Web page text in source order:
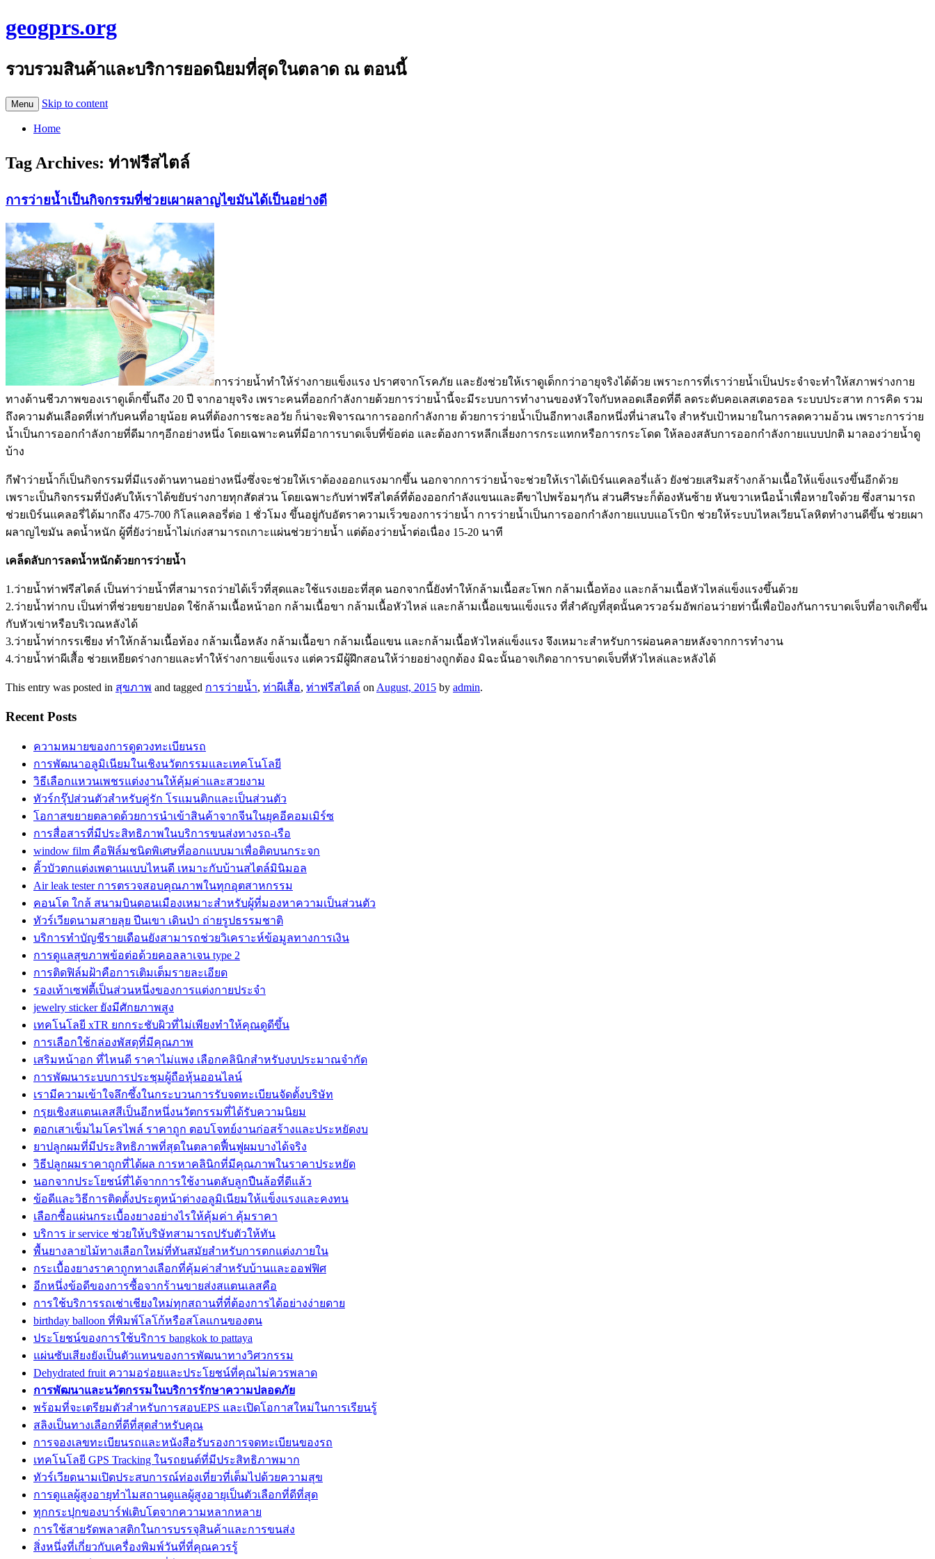
geogprs.org
รวบรวมสินค้าและบริการยอดนิยมที่สุดในตลาด ณ ตอนนี้
Menu Skip to content
Home
Tag Archives: ท่าฟรีสไตล์
การว่ายน้ำเป็นกิจกรรมที่ช่วยเผาผลาญไขมันได้เป็นอย่างดี
การว่ายน้ำทำให้ร่างกายแข็งแรง ปราศจากโรคภัย และยังช่วยให้เราดูเด็กกว่าอายุจริงได้ด้วย เพราะการที่เราว่ายน้ำเป็นประจำจะทำให้สภาพร่างกาย
ทางด้านชีวภาพของเราดูเด็กขึ้นถึง 20 ปี จากอายุจริง เพราะคนที่ออกกำลังกายด้วยการว่ายน้ำนี้จะมีระบบการทำงานของหัวใจกับหลอดเลือดที่ดี ลดระดับคอเลสเตอรอล ระบบประสาท การคิด รวม
ถึงความดันเลือดที่เท่ากับคนที่อายุน้อย คนที่ต้องการชะลอวัย ก็น่าจะพิจารณาการออกกำลังกาย ด้วยการว่ายน้ำเป็นอีกทางเลือกหนึ่งที่น่าสนใจ สำหรับเป้าหมายในการลดความอ้วน เพราะการว่าย
น้ำเป็นการออกกำลังกายที่ดีมากๆอีกอย่างหนึ่ง โดยเฉพาะคนที่มีอาการบาดเจ็บที่ข้อต่อ และต้องการหลีกเลี่ยงการกระแทกหรือการกระโดด ให้ลองสลับการออกกำลังกายแบบปกติ มาลองว่ายน้ำดู
บ้าง
กีฬาว่ายน้ำก็เป็นกิจกรรมที่มีแรงต้านทานอย่างหนึ่งซึ่งจะช่วยให้เราต้องออกแรงมากขึ้น นอกจากการว่ายน้ำจะช่วยให้เราได้เบิร์นแคลอรี่แล้ว ยังช่วยเสริมสร้างกล้ามเนื้อให้แข็งแรงขึ้นอีกด้วย
เพราะเป็นกิจกรรมที่บังคับให้เราได้ขยับร่างกายทุกสัดส่วน โดยเฉพาะกับท่าฟรีสไตล์ที่ต้องออกกำลังแขนและตีขาไปพร้อมๆกัน ส่วนศีรษะก็ต้องหันซ้าย หันขวาเหนือน้ำเพื่อหายใจด้วย ซึ่งสามารถ
ช่วยเบิร์นแคลอรี่ได้มากถึง 475-700 กิโลแคลอรี่ต่อ 1 ชั่วโมง ขึ้นอยู่กับอัตราความเร็วของการว่ายน้ำ การว่ายน้ำเป็นการออกกำลังกายแบบแอโรบิก ช่วยให้ระบบไหลเวียนโลหิตทำงานดีขึ้น ช่วยเผา
ผลาญไขมัน ลดน้ำหนัก ผู้ที่ยังว่ายน้ำไม่เก่งสามารถเกาะแผ่นช่วยว่ายน้ำ แต่ต้องว่ายน้ำต่อเนื่อง 15-20 นาที
เคล็ดลับการลดน้ำหนักด้วยการว่ายน้ำ
1.ว่ายน้ำท่าฟรีสไตล์ เป็นท่าว่ายน้ำที่สามารถว่ายได้เร็วที่สุดและใช้แรงเยอะที่สุด นอกจากนี้ยังทำให้กล้ามเนื้อสะโพก กล้ามเนื้อท้อง และกล้ามเนื้อหัวไหล่แข็งแรงขึ้นด้วย
2.ว่ายน้ำท่ากบ เป็นท่าที่ช่วยขยายปอด ใช้กล้ามเนื้อหน้าอก กล้ามเนื้อขา กล้ามเนื้อหัวไหล่ และกล้ามเนื้อแขนแข็งแรง ที่สำคัญที่สุดนั้นควรวอร์มอัพก่อนว่ายท่านี้เพื่อป้องกันการบาดเจ็บที่อาจเกิดขึ้น
กับหัวเข่าหรือบริเวณหลังได้
3.ว่ายน้ำท่ากรรเชียง ทำให้กล้ามเนื้อท้อง กล้ามเนื้อหลัง กล้ามเนื้อขา กล้ามเนื้อแขน และกล้ามเนื้อหัวไหล่แข็งแรง จึงเหมาะสำหรับการผ่อนคลายหลังจากการทำงาน
4.ว่ายน้ำท่าผีเสื้อ ช่วยเหยียดร่างกายและทำให้ร่างกายแข็งแรง แต่ควรมีผู้ฝึกสอนให้ว่ายอย่างถูกต้อง มิฉะนั้นอาจเกิดอาการบาดเจ็บที่หัวไหล่และหลังได้
This entry was posted in สุขภาพ and tagged การว่ายน้ำ, ท่าผีเสื้อ, ท่าฟรีสไตล์ on August, 2015 by admin.
Recent Posts
ความหมายของการดูดวงทะเบียนรถ
การพัฒนาอลูมิเนียมในเชิงนวัตกรรมและเทคโนโลยี
วิธีเลือกแหวนเพชรแต่งงานให้คุ้มค่าและสวยงาม
ทัวร์กรุ๊ปส่วนตัวสำหรับคู่รัก โรแมนติกและเป็นส่วนตัว
โอกาสขยายตลาดด้วยการนำเข้าสินค้าจากจีนในยุคอีคอมเมิร์ซ
การสื่อสารที่มีประสิทธิภาพในบริการขนส่งทางรถ-เรือ
window film คือฟิล์มชนิดพิเศษที่ออกแบบมาเพื่อติดบนกระจก
คิ้วบัวตกแต่งเพดานแบบไหนดี เหมาะกับบ้านสไตล์มินิมอล
Air leak tester การตรวจสอบคุณภาพในทุกอุตสาหกรรม
คอนโด ใกล้ สนามบินดอนเมืองเหมาะสำหรับผู้ที่มองหาความเป็นส่วนตัว
ทัวร์เวียดนามสายลุย ปีนเขา เดินป่า ถ่ายรูปธรรมชาติ
บริการทำบัญชีรายเดือนยังสามารถช่วยวิเคราะห์ข้อมูลทางการเงิน
การดูแลสุขภาพข้อต่อด้วยคอลลาเจน type 2
การติดฟิล์มฝ้าคือการเติมเต็มรายละเอียด
รองเท้าเซฟตี้เป็นส่วนหนึ่งของการแต่งกายประจำ
jewelry sticker ยังมีศักยภาพสูง
เทคโนโลยี xTR ยกกระชับผิวที่ไม่เพียงทำให้คุณดูดีขึ้น
การเลือกใช้กล่องพัสดุที่มีคุณภาพ
เสริมหน้าอก ที่ไหนดี ราคาไม่แพง เลือกคลินิกสำหรับงบประมาณจำกัด
การพัฒนาระบบการประชุมผู้ถือหุ้นออนไลน์
เรามีความเข้าใจลึกซึ้งในกระบวนการรับจดทะเบียนจัดตั้งบริษัท
กรุยเชิงสแตนเลสสีเป็นอีกหนึ่งนวัตกรรมที่ได้รับความนิยม
ตอกเสาเข็มไมโครไพล์ ราคาถูก ตอบโจทย์งานก่อสร้างและประหยัดงบ
ยาปลูกผมที่มีประสิทธิภาพที่สุดในตลาดฟื้นฟูผมบางได้จริง
วิธีปลูกผมราคาถูกที่ได้ผล การหาคลินิกที่มีคุณภาพในราคาประหยัด
นอกจากประโยชน์ที่ได้จากการใช้งานตลับลูกปืนล้อที่ดีแล้ว
ข้อดีและวิธีการติดตั้งประตูหน้าต่างอลูมิเนียมให้แข็งแรงและคงทน
เลือกซื้อแผ่นกระเบื้องยางอย่างไรให้คุ้มค่า คุ้มราคา
บริการ ir service ช่วยให้บริษัทสามารถปรับตัวให้ทัน
พื้นยางลายไม้ทางเลือกใหม่ที่ทันสมัยสำหรับการตกแต่งภายใน
กระเบื้องยางราคาถูกทางเลือกที่คุ้มค่าสำหรับบ้านและออฟฟิศ
อีกหนึ่งข้อดีของการซื้อจากร้านขายส่งสแตนเลสคือ
การใช้บริการรถเช่าเชียงใหม่ทุกสถานที่ที่ต้องการได้อย่างง่ายดาย
birthday balloon ที่พิมพ์โลโก้หรือสโลแกนของตน
ประโยชน์ของการใช้บริการ bangkok to pattaya
แผ่นซับเสียงยังเป็นตัวแทนของการพัฒนาทางวิศวกรรม
Dehydrated fruit ความอร่อยและประโยชน์ที่คุณไม่ควรพลาด
การพัฒนาและนวัตกรรมในบริการรักษาความปลอดภัย
พร้อมที่จะเตรียมตัวสำหรับการสอบEPS และเปิดโอกาสใหม่ในการเรียนรู้
สลิงเป็นทางเลือกที่ดีที่สุดสำหรับคุณ
การจองเลขทะเบียนรถและหนังสือรับรองการจดทะเบียนของรถ
เทคโนโลยี GPS Tracking ในรถยนต์ที่มีประสิทธิภาพมาก
ทัวร์เวียดนามเปิดประสบการณ์ท่องเที่ยวที่เต็มไปด้วยความสุข
การดูแลผู้สูงอายุทำไมสถานดูแลผู้สูงอายุเป็นตัวเลือกที่ดีที่สุด
ทุกกระปุกของบาร์ฟเติบโตจากความหลากหลาย
การใช้สายรัดพลาสติกในการบรรจุสินค้าและการขนส่ง
สิ่งหนึ่งที่เกี่ยวกับเครื่องพิมพ์วันที่ที่คุณควรรู้